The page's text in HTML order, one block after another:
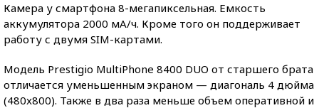
Камера у смартфона 8-мегапиксельная. Емкость
аккумулятора 2000 мА/ч. Кроме того он поддерживает
работу с двумя SIM-картами.
Модель Prestigio MultiPhone 8400 DUO от старшего брата
отличается уменьшенным экраном — диагональ 4 дюйма
(480x800). Также в два раза меньше объем оперативной и